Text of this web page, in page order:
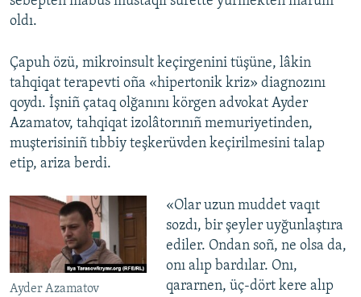
oldı.
Çapuh özü, mikroinsult keçirgenini tüşüne, lâkin
tahqiqat terapevti oña «hipertonik kriz» diagnozını
qoydı. İşniñ çataq olğanını körgen advokat Ayder
Azamatov, tahqiqat izolâtorınıñ memuriyetinden,
muşterisiniñ tıbbiy teşkerüvden keçirilmesini talap
etip, ariza berdi.
Ayder Azamatov
«Olar uzun muddet vaqıt
sozdı, bir şeyler uyğunlaştıra
ediler. Ondan soñ, ne olsa da,
onı alıp bardılar. Onı,
qararnen, üç-dört kere alıp